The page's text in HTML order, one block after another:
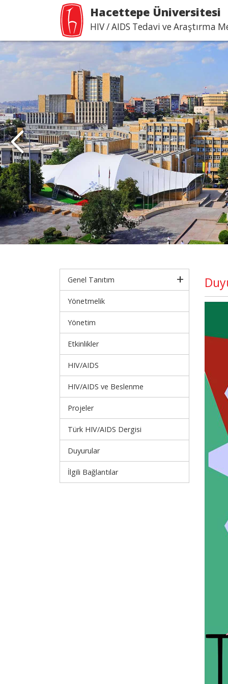
Hacettepe Üniversitesi
HIV / AIDS Tedavi ve Araştırma
Genel Tanıtım
Yönetmelik
Yönetim
Etkinlikler
HIV/AIDS
HIV/AIDS ve Beslenme
Projeler
Türk HIV/AIDS Dergisi
Duyurular
İlgili Bağlantılar